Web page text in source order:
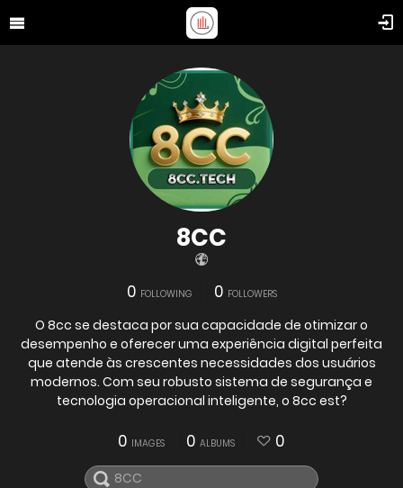
8CC
0 FOLLOWING 0 FOLLOWERS
O 8cc se destaca por sua capacidade de otimizar o
desempenho e oferecer uma experiência digital perfeita
que atende às crescentes necessidades dos usuários
modernos. Com seu robusto sistema de segurança e
tecnologia operacional inteligente, o 8cc est?
0 IMAGES 0 ALBUMS 0